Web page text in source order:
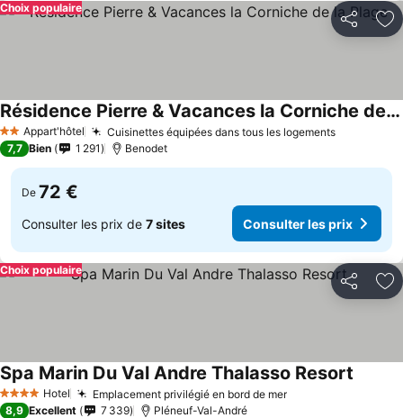
Partager
Choix populaire
2 ÉtoilesAppart'hôtel Cuisinettes équipées dans tous les logements
Résidence Pierre & Vacances la Corniche de la Plage
7,7 Bien 1 291 Benodet
De 72 €
Consulter les prix de 7 sites Consulter les prix
Partager
Choix populaire
4 Étoiles Hotel Emplacement privilégié en bord de mer
Spa Marin Du Val Andre Thalasso Resort
8,9 Excellent 7 339 Pléneuf-Val-André